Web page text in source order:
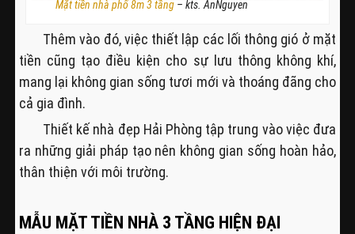
Mặt tiền nhà phố 8m 3 tầng– kts. AnNguyen
Thêm vào đó, việc thiết lập các lối thông gió ở mặt
tiền cũng tạo điều kiện cho sự lưu thông không khí,
mang lại không gian sống tươi mới và thoáng đãng cho
cả gia đình.
Thiết kế nhà đẹp Hải Phòng tập trung vào việc đưa
ra những giải pháp tạo nên không gian sống hoàn hảo,
thân thiện với môi trường.
MẪU MẶT TIỀN NHÀ 3 TẦNG HIỆN ĐẠI